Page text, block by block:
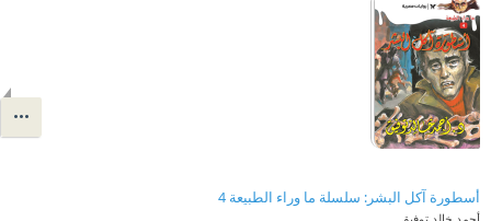
أسطورة آكل البشر: سلسلة ما وراء الطبيعة 4